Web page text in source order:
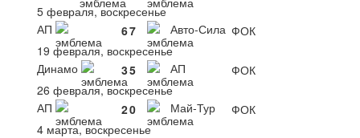
5 февраля, воскресенье
АП
67 Авто-Сила ФОК
19 февраля, воскресенье
Динамо
35 АП
ФОК
26 февраля, воскресенье
АП
20 Май-Тур
ФОК
4 марта, воскресенье